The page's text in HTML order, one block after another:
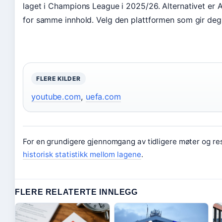
laget i Champions League i 2025/26. Alternativet er
for samme innhold. Velg den plattformen som gir
FLERE KILDER
youtube.com, uefa.com
For en grundigere gjennomgang av tidligere møter og
historisk statistikk mellom lagene.
FLERE RELATERTE INNLEGG